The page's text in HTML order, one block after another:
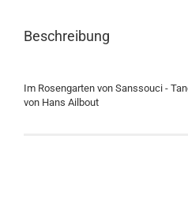
Beschreibung
Im Rosengarten von Sanssouci -
von Hans Ailbout